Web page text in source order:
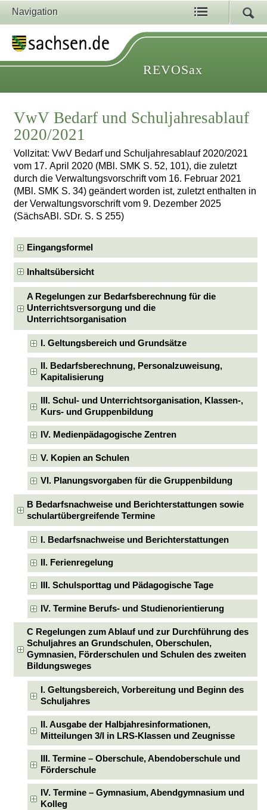
Navigation
REVOSax
VwV Bedarf und Schuljahresablauf
2020/2021
Vollzitat: VwV Bedarf und Schuljahresablauf 2020/2021
vom 17. April 2020 (MBl. SMK S. 52, 101), die zuletzt
durch die Verwaltungsvorschrift vom 16. Februar 2021
(MBl. SMK S. 34) geändert worden ist, zuletzt enthalten in
der Verwaltungsvorschrift vom 9. Dezember 2025
(SächsABl. SDr. S. S 255)
Eingangsformel
Inhaltsübersicht
A Regelungen zur Bedarfsberechnung für die
Unterrichtsversorgung und die
Unterrichtsorganisation
I. Geltungsbereich und Grundsätze
II. Bedarfsberechnung, Personalzuweisung,
Kapitalisierung
III. Schul- und Unterrichtsorganisation, Klassen-,
Kurs- und Gruppenbildung
IV. Medienpädagogische Zentren
V. Kopien an Schulen
VI. Planungsvorgaben für die Gruppenbildung
B Bedarfsnachweise und Berichterstattungen sowie
schulartübergreifende Termine
I. Bedarfsnachweise und Berichterstattungen
II. Ferienregelung
III. Schulsporttag und Pädagogische Tage
IV. Termine Berufs- und Studienorientierung
C Regelungen zum Ablauf und zur Durchführung des
Schuljahres an Grundschulen, Oberschulen,
Gymnasien, Förderschulen und Schulen des zweiten
Bildungsweges
I. Geltungsbereich, Vorbereitung und Beginn des
Schuljahres
II. Ausgabe der Halbjahresinformationen,
Mitteilungen 3/I in LRS-Klassen und Zeugnisse
III. Termine – Oberschule, Abendoberschule und
Förderschule
IV. Termine – Gymnasium, Abendgymnasium und
Kolleg